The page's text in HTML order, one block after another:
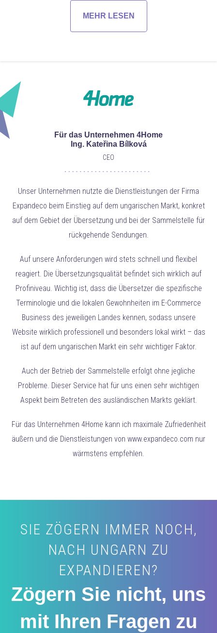
MEHR LESEN
Für das Unternehmen 4Home
Ing. Kateřina Bílková
CEO
Unser Unternehmen nutzte die Dienstleistungen der Firma
Expandeco beim Einstieg auf dem ungarischen Markt, konkret
auf dem Gebiet der Übersetzung und bei der Sammelstelle für
rückgehende Sendungen.
Auf unsere Anforderungen wird stets schnell und flexibel
reagiert. Die Übersetzungsqualität befindet sich wirklich auf
Profiniveau. Wichtig ist, dass die Übersetzer die spezifische
Terminologie und die lokalen Gewohnheiten im E-Commerce
Business des jeweiligen Landes kennen, sodass unsere
Website wirklich professionell und besonders lokal wirkt – das
ist auf dem ungarischen Markt ein sehr wichtiger Faktor.
Auch der Betrieb der Sammelstelle erfolgt ohne jegliche
Probleme. Dieser Service hat für uns einen sehr wichtigen
Aspekt beim Betreten des ausländischen Markts geklärt.
Für das Unternehmen 4Home kann ich maximale Zufriedenheit
äußern und die Dienstleistungen von www.expandeco.com nur
wärmstens empfehlen.
SIE ZÖGERN IMMER NOCH,
NACH UNGARN ZU
EXPANDIEREN?
Zögern Sie nicht, uns
mit Ihren Fragen zu